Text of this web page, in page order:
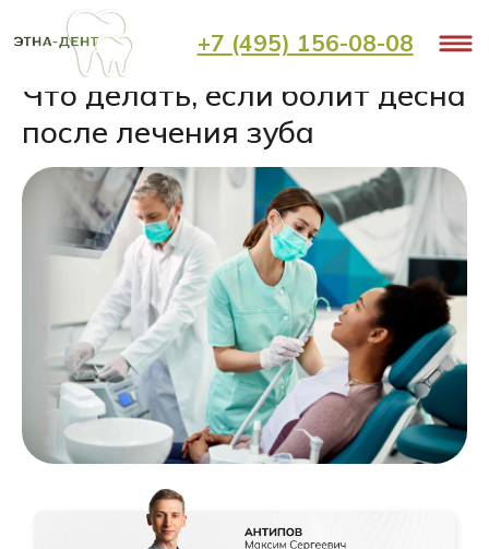
+7 (495) 156-08-08
Что делать, если болит десна
после лечения зуба
< Назад